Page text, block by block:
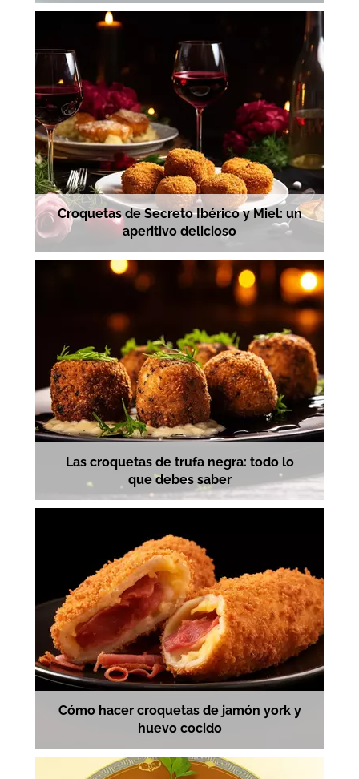
Croquetas de Secreto Ibérico y Miel: un
aperitivo delicioso
Las croquetas de trufa negra: todo lo
que debes saber
Cómo hacer croquetas de jamón york y
huevo cocido